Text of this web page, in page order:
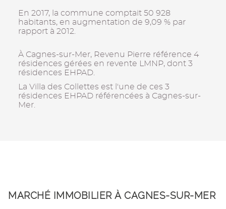
En 2017, la commune comptait 50 928
habitants, en augmentation de 9,09 % par
rapport à 2012.
À Cagnes-sur-Mer, Revenu Pierre référence 4
résidences gérées en revente LMNP, dont 3
résidences EHPAD.
La Villa des Collettes est l'une de ces 3
résidences EHPAD référencées à Cagnes-sur-
Mer.
MARCHÉ IMMOBILIER À CAGNES-SUR-MER